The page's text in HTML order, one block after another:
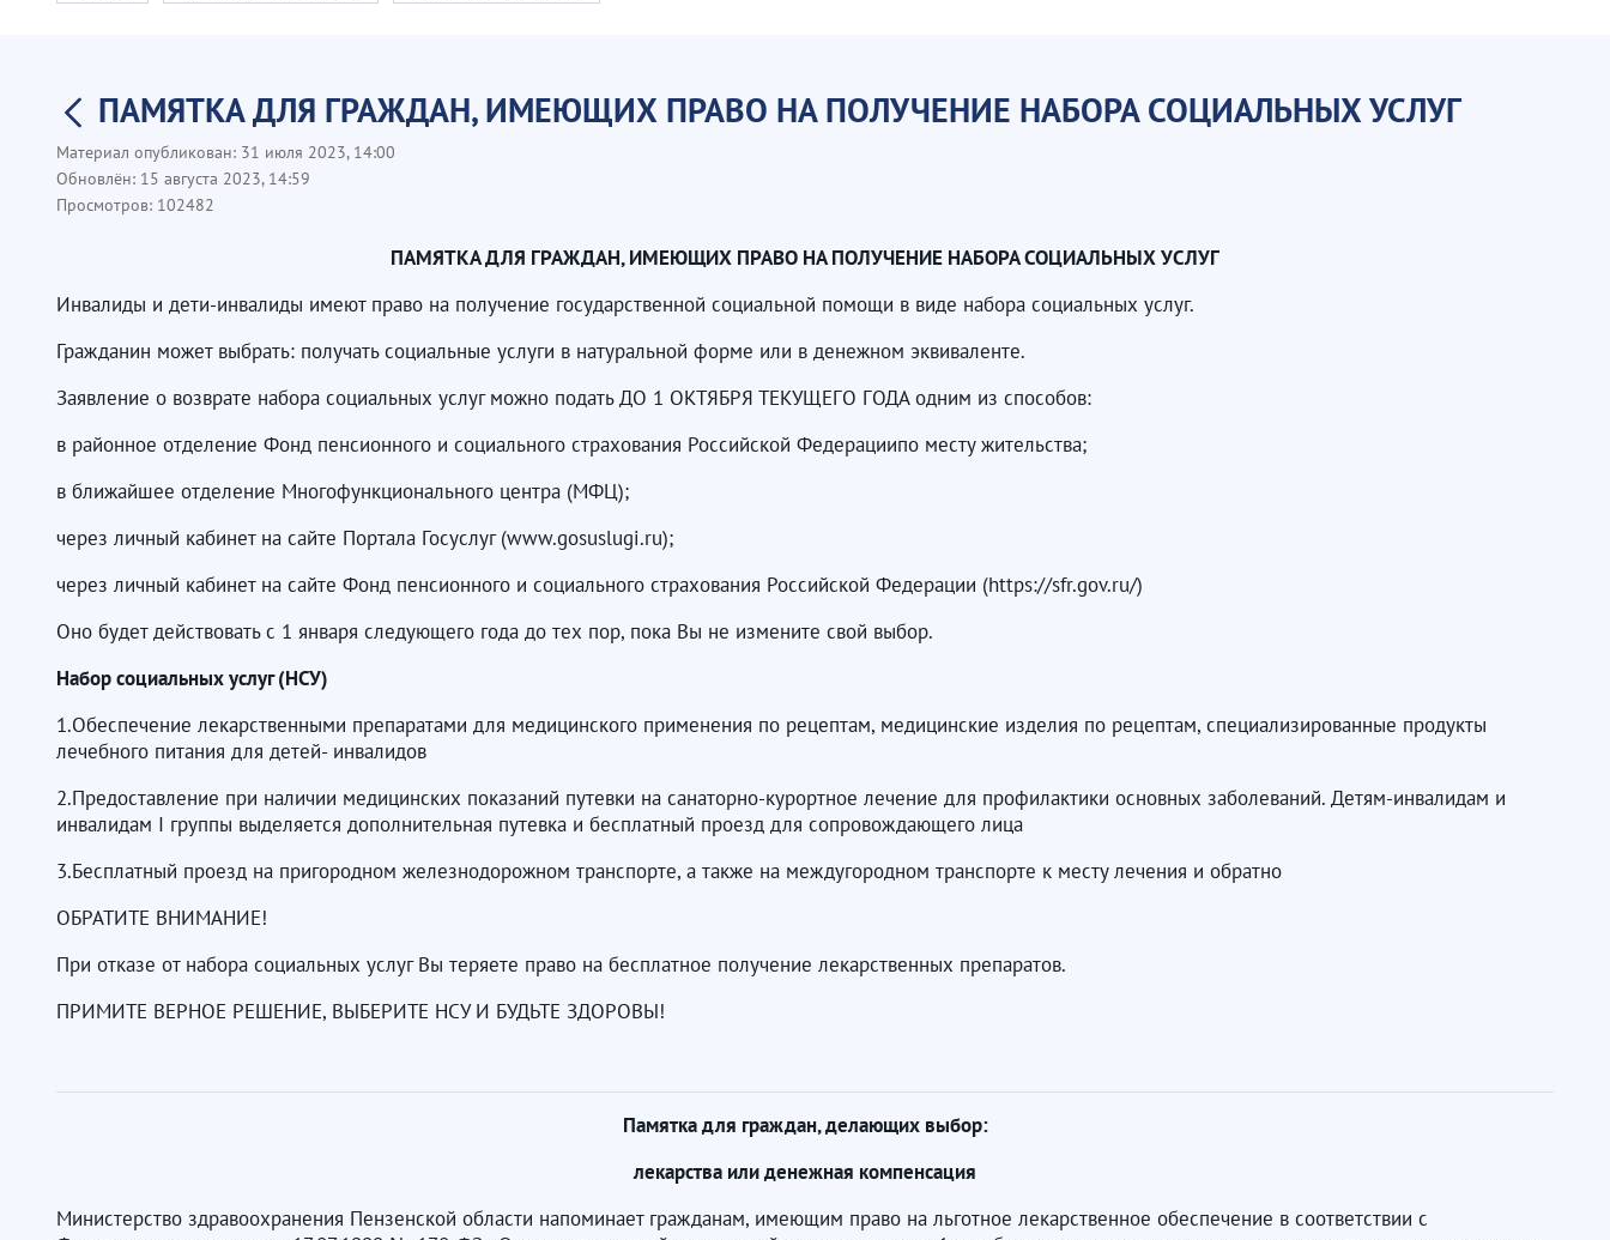
ПАМЯТКА ДЛЯ ГРАЖДАН, ИМЕЮЩИХ ПРАВО НА ПОЛУЧЕНИЕ НАБОРА СОЦИАЛЬНЫХ УСЛУГ
Материал опубликован: 31 июля 2023, 14:00
Обновлён: 15 августа 2023, 14:59
Просмотров: 102482
ПАМЯТКА ДЛЯ ГРАЖДАН, ИМЕЮЩИХ ПРАВО НА ПОЛУЧЕНИЕ НАБОРА СОЦИАЛЬНЫХ УСЛУГ
Инвалиды и дети-инвалиды имеют право на получение государственной социальной помощи в виде набора социальных услуг.
Гражданин может выбрать: получать социальные услуги в натуральной форме или в денежном эквиваленте.
Заявление о возврате набора социальных услуг можно подать ДО 1 ОКТЯБРЯ ТЕКУЩЕГО ГОДА одним из способов:
в районное отделение Фонд пенсионного и социального страхования Российской Федерациипо месту жительства;
в ближайшее отделение Многофункционального центра (МФЦ);
через личный кабинет на сайте Портала Госуслуг (www.gosuslugi.ru);
через личный кабинет на сайте Фонд пенсионного и социального страхования Российской Федерации (https://sfr.gov.ru/)
Оно будет действовать с 1 января следующего года до тех пор, пока Вы не измените свой выбор.
Набор социальных услуг (НСУ)
1.Обеспечение лекарственными препаратами для медицинского применения по рецептам, медицинские изделия по рецептам, специализированные продукты
лечебного питания для детей- инвалидов
2.Предоставление при наличии медицинских показаний путевки на санаторно-курортное лечение для профилактики основных заболеваний. Детям-инвалидам и
инвалидам I группы выделяется дополнительная путевка и бесплатный проезд для сопровождающего лица
3.Бесплатный проезд на пригородном железнодорожном транспорте, а также на междугородном транспорте к месту лечения и обратно
ОБРАТИТЕ ВНИМАНИЕ!
При отказе от набора социальных услуг Вы теряете право на бесплатное получение лекарственных препаратов.
ПРИМИТЕ ВЕРНОЕ РЕШЕНИЕ, ВЫБЕРИТЕ НСУ И БУДЬТЕ ЗДОРОВЫ!
Памятка для граждан, делающих выбор:
лекарства или денежная компенсация
Министерство здравоохранения Пензенской области напоминает гражданам, имеющим право на льготное лекарственное обеспечение в соответствии с